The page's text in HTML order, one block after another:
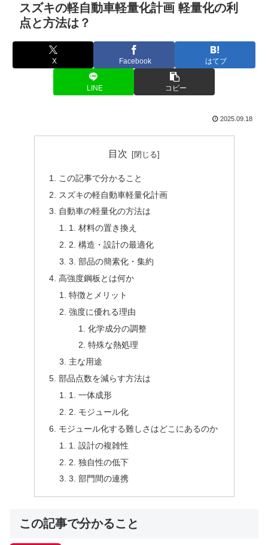
スズキの軽自動車軽量化計画 軽量化の利
点と方法は？
X Facebook はてブ
LINE コピー
2025.09.18
目次
この記事で分かること
スズキの軽自動車軽量化計画
自動車の軽量化の方法は
1. 材料の置き換え
2. 構造・設計の最適化
3. 部品の簡素化・集約
高強度鋼板とは何か
特徴とメリット
強度に優れる理由
化学成分の調整
特殊な熱処理
主な用途
部品点数を減らす方法は
1. 一体成形
2. モジュール化
モジュール化する難しさはどこにあるのか
1. 設計の複雑性
2. 独自性の低下
3. 部門間の連携
この記事で分かること